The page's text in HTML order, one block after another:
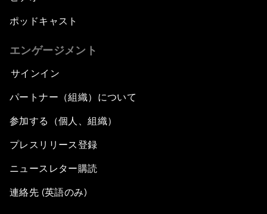
ポッドキャスト
エンゲージメント
サインイン
パートナー（組織）について
参加する（個人、組織）
プレスリリース登録
ニュースレター購読
連絡先 (英語のみ)